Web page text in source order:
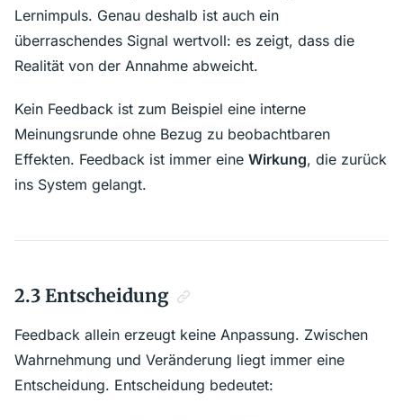
Lernimpuls. Genau deshalb ist auch ein
überraschendes Signal wertvoll: es zeigt, dass die
Realität von der Annahme abweicht.
Kein Feedback ist zum Beispiel eine interne
Meinungsrunde ohne Bezug zu beobachtbaren
Effekten. Feedback ist immer eine Wirkung, die zurück
ins System gelangt.
2.3 Entscheidung
Feedback allein erzeugt keine Anpassung. Zwischen
Wahrnehmung und Veränderung liegt immer eine
Entscheidung. Entscheidung bedeutet: